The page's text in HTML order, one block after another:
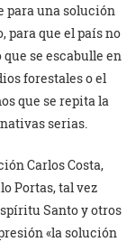
para una solución
para que el país no
se escabulle en
forestales o el
que se repita la
serias.
Carlos Costa,
Portas, tal vez
Santo y otros
«la solución